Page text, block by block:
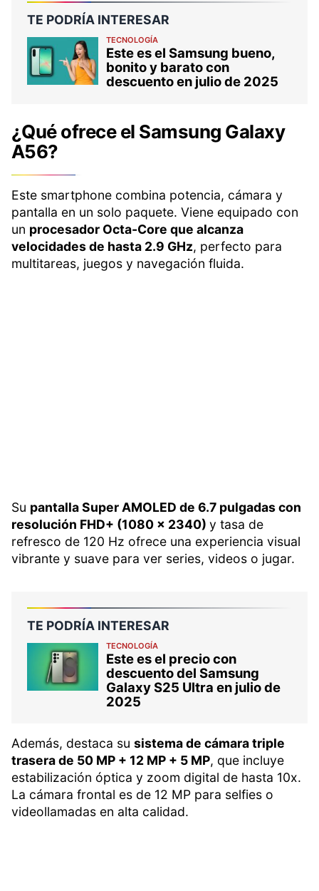
TE PODRÍA INTERESAR
TECNOLOGÍA
Este es el Samsung bueno,
bonito y barato con
descuento en julio de 2025
¿Qué ofrece el Samsung Galaxy
A56?
Este smartphone combina potencia, cámara y
pantalla en un solo paquete. Viene equipado con
un procesador Octa-Core que alcanza
velocidades de hasta 2.9 GHz, perfecto para
multitareas, juegos y navegación fluida.
Su pantalla Super AMOLED de 6.7 pulgadas con
resolución FHD+ (1080 x 2340) y tasa de
refresco de 120 Hz ofrece una experiencia visual
vibrante y suave para ver series, videos o jugar.
TE PODRÍA INTERESAR
TECNOLOGÍA
Este es el precio con
descuento del Samsung
Galaxy S25 Ultra en julio de
2025
Además, destaca su sistema de cámara triple
trasera de 50 MP + 12 MP + 5 MP, que incluye
estabilización óptica y zoom digital de hasta 10x.
La cámara frontal es de 12 MP para selfies o
videollamadas en alta calidad.